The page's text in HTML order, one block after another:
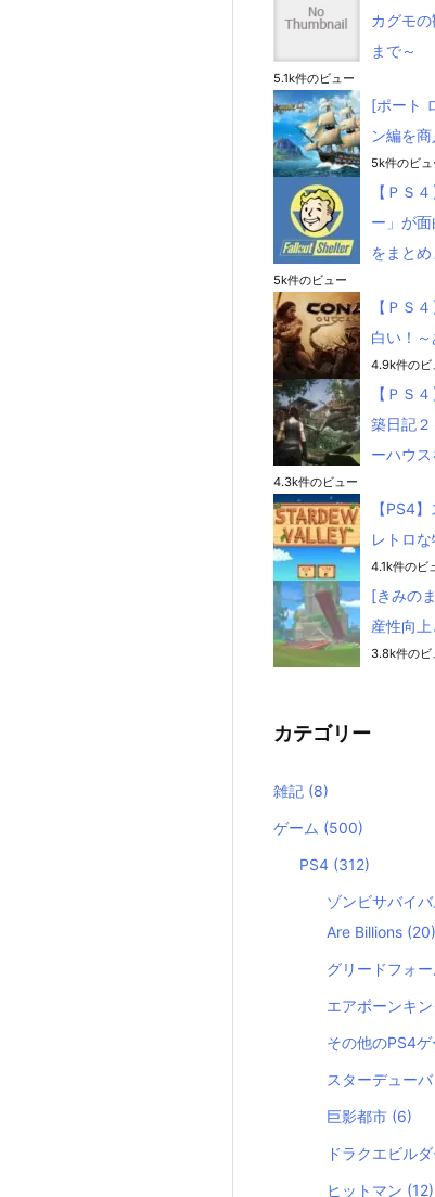
カグモ
まで～
5.1k件のビュー
[ポート
ン編を
5k件のビュ
【ＰＳ
ー」が
をまとめ
5k件のビュー
【ＰＳ
白い！
4.9k件のビ
【ＰＳ
築日記
ーハウ
4.3k件のビュー
【PS4
レトロ
4.1k件のビ
[きみの
産性向
3.8k件のビ
カテゴリー
雑記 (8)
ゲーム (500)
PS4 (312)
ゾンビサバイ
Are Billions (20)
グリードフォ
エアボーンキ
その他のPS4ゲ
スターデュー
巨影都市 (6)
ドラクエビル
ヒットマン (12)